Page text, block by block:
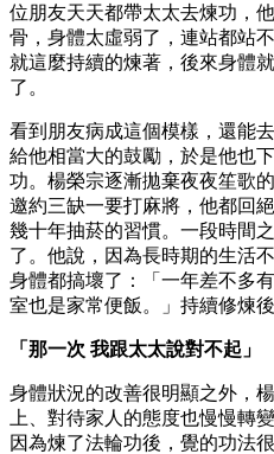
位朋友天天都帶太太去煉功，
骨，身體太虛弱了，連站都站
就這麼持續的煉著，後來身體
了。
看到朋友病成這個模樣，還能
給他相當大的鼓勵，於是他也
功。楊榮宗逐漸拋棄夜夜笙歌
邀約三缺一要打麻將，他都回
幾十年抽菸的習慣。一段時間
了。他說，因為長時期的生活
身體都搞壞了：「一年差不多
室也是家常便飯。」持續修煉
「那一次 我跟太太說對不起」
身體狀況的改善很明顯之外，
上、對待家人的態度也慢慢轉
因為煉了法輪功後，覺的功法